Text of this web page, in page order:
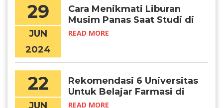
29
JUN
2024
Cara Menikmati Liburan
Musim Panas Saat Studi di
Korea
READ MORE
22
JUN
Rekomendasi 6 Universitas
Untuk Belajar Farmasi di
Korea
READ MORE